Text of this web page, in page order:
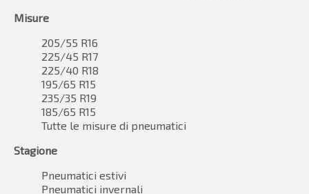
Misure
205/55 R16
225/45 R17
225/40 R18
195/65 R15
235/35 R19
185/65 R15
Tutte le misure di pneumatici
Stagione
Pneumatici estivi
Pneumatici invernali